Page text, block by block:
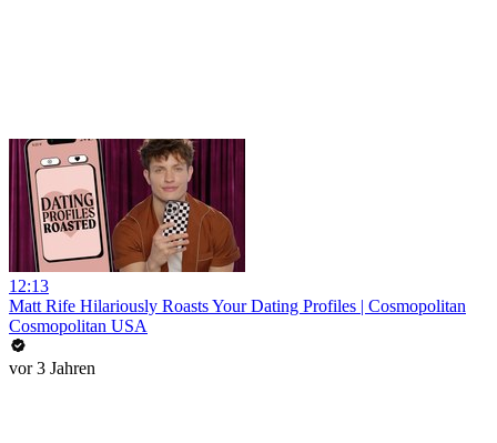
12:13
Matt Rife Hilariously Roasts Your Dating Profiles | Cosmopolitan
Cosmopolitan USA
vor 3 Jahren